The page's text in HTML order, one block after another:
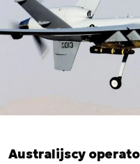
Australijscy